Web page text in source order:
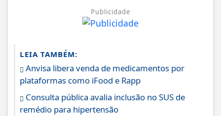
Publicidade
LEIA TAMBÉM:
Anvisa libera venda de medicamentos por
plataformas como iFood e Rapp
Consulta pública avalia inclusão no SUS de
remédio para hipertensão